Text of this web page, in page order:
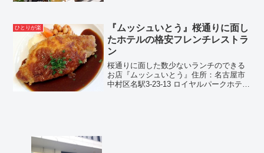
からしたら駅構内ってことで徒歩0分...
ひとりが楽
『ムッシュいとう』桜通りに面し
たホテルの格安フレンチレストラ
ン
桜通りに面した数少ないランチのできる
お店『ムッシュいとう』住所：名古屋市
中村区名駅3-23-13 ロイヤルパークホテル